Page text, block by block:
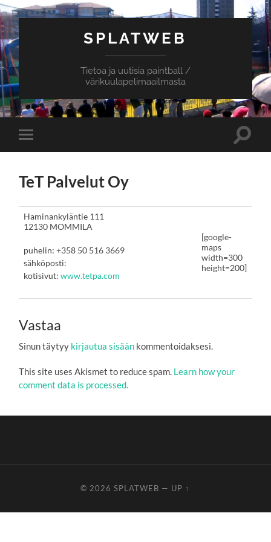
SPLATWEB
Tietoa ja uutisia paintball /
värikuulapelimaailmasta
Toggle
mobile
Toggle
TeT Palvelut Oy
Haminankyläntie 111
12130 MOMMILA
puhelin: +358 50 516 3669
sähköposti:
kotisivut:www.tetpa.com
[google-
maps
width=300
height=200]
Vastaa
Sinun täytyy kirjautua sisään kommentoidaksesi.
This site uses Akismet to reduce spam. Learn how your
comment data is processed.
© 2026SPLATWEB — UP ↑